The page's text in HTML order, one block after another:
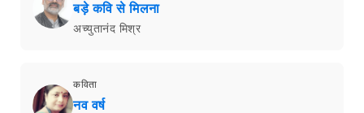
बड़े कवि से मिलना
अच्युतानंद मिश्र
कविता
नव वर्ष